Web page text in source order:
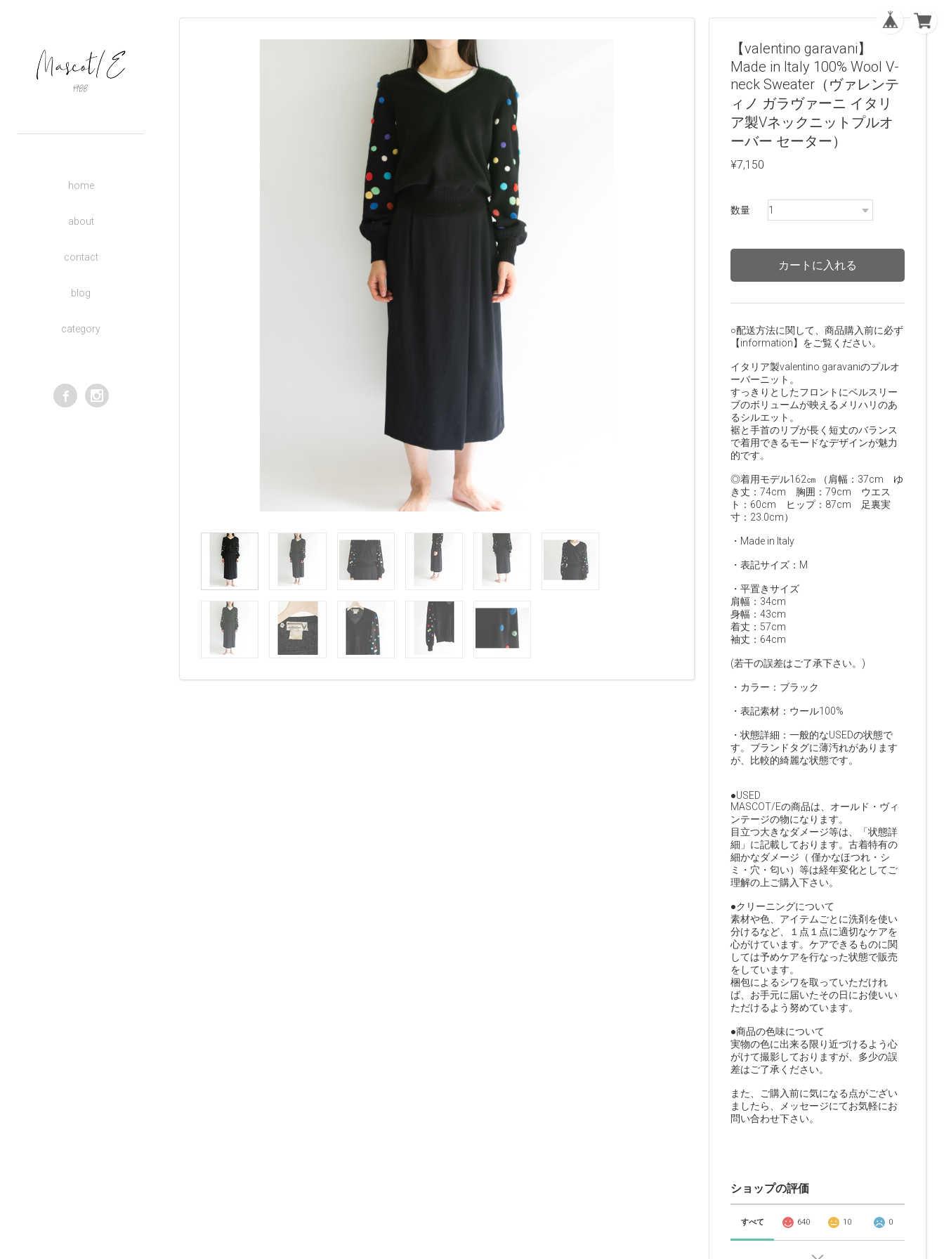
home
about
contact
blog
category
【valentino garavani】
Made in Italy 100% Wool V-
neck Sweater（ヴァレンテ
ィノ ガラヴァーニ イタリ
ア製Vネックニットプルオ
ーバー セーター）
¥7,150
数量
カートに入れる
○配送方法に関して、商品購入前に必ず
【information】をご覧ください。
イタリア製valentino garavaniのプルオ
ーバーニット。
すっきりとしたフロントにベルスリー
ブのボリュームが映えるメリハリのあ
るシルエット。
裾と手首のリブが長く短丈のバランス
で着用できるモードなデザインが魅力
的です。
◎着用モデル162㎝ （肩幅：37cm ゆ
き丈：74cm 胸囲：79cm ウエス
ト：60cm ヒップ：87cm 足裏実
寸：23.0cm）
・Made in Italy
・表記サイズ：M
・平置きサイズ
肩幅：34cm
身幅：43cm
着丈：57cm
袖丈：64cm
(若干の誤差はご了承下さい。)
・カラー：ブラック
・表記素材：ウール100%
・状態詳細：一般的なUSEDの状態で
す。ブランドタグに薄汚れがあります
が、比較的綺麗な状態です。
●USED
MASCOT/Eの商品は、オールド・ヴィ
ンテージの物になります。
目立つ大きなダメージ等は、「状態詳
細」に記載しております。古着特有の
細かなダメージ（ 僅かなほつれ・シ
ミ・穴・匂い）等は経年変化としてご
理解の上ご購入下さい。
●クリーニングについて
素材や色、アイテムごとに洗剤を使い
分けるなど、１点１点に適切なケアを
心がけています。ケアできるものに関
しては予めケアを行なった状態で販売
をしています。
梱包によるシワを取っていただけれ
ば、お手元に届いたその日にお使いい
ただけるよう努めています。
●商品の色味について
実物の色に出来る限り近づけるよう心
がけて撮影しておりますが、多少の誤
差はご了承ください。
また、ご購入前に気になる点がござい
ましたら、メッセージにてお気軽にお
問い合わせ下さい。
ショップの評価
すべて 640 10 0